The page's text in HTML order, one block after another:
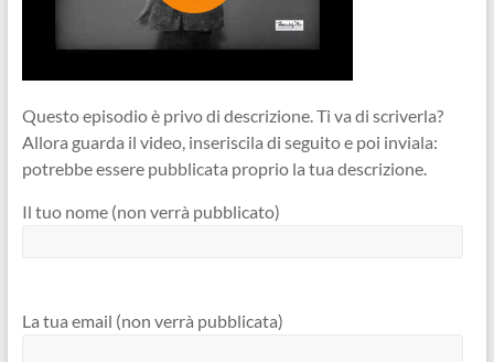
Questo episodio è privo di descrizione. Ti va di scriverla?
Allora guarda il video, inseriscila di seguito e poi inviala:
potrebbe essere pubblicata proprio la tua descrizione.
Il tuo nome (non verrà pubblicato)
La tua email (non verrà pubblicata)